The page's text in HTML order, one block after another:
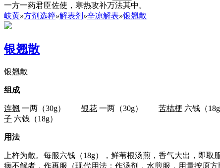
一方一药君臣佐使，寒热攻补万法其中。
岐黄»方剂选粹»解表剂 »辛凉解表»银翘散
银翘散
银翘散
组成
连翘 一两（30g） 银花 一两（30g） 苦桔梗 六钱（
子 六钱（18g）
用法
上杵为散。每服六钱（18g），鲜苇根汤煎，香气大出，即
病不解者，作再服（现代用法：作汤剂，水煎服，用量按原方